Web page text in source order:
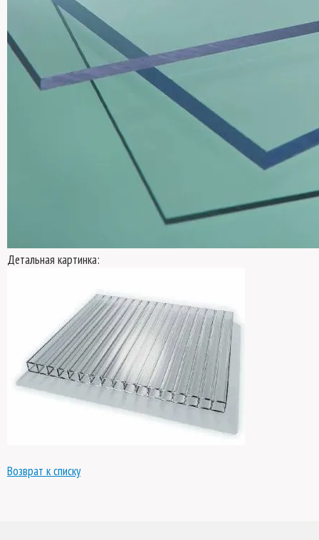
Детальная картинка:
Возврат к списку